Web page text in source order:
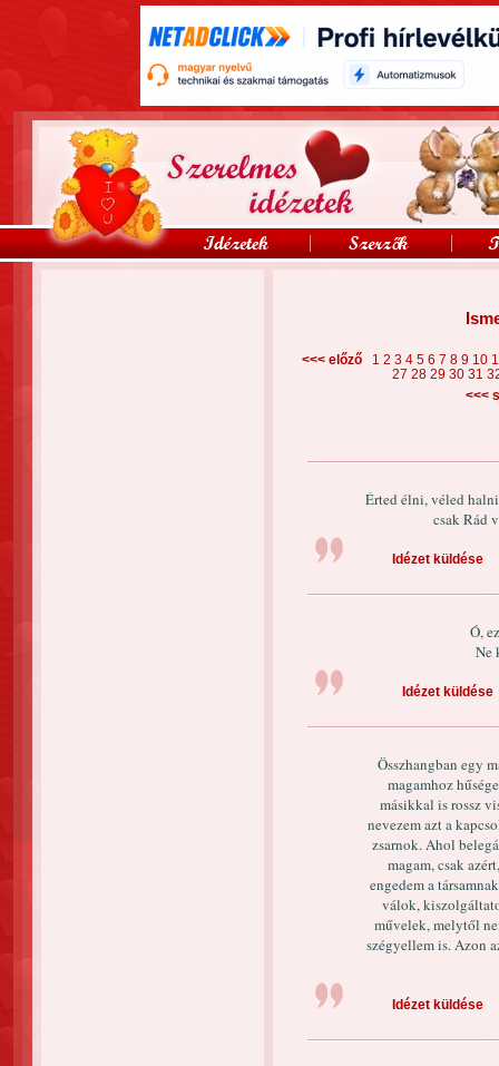
<<< előző 1 2 3 4 5 6 7 8 9 10
27 28 29 30 31
<<<
Érted élni, véled
csak Rád
Idézet küldése
Ó,
Ne
Idézet küldése
Összhangban egy
magamhoz
másikkal is rossz
nevezem azt a
zsarnok. Ahol
magam, csak
engedem a
válok,
művelek, melytől
szégyellem is. Azon
Idézet küldése